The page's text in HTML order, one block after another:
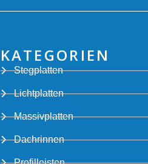
KATEGORIEN
Stegplatten
Lichtplatten
Massivplatten
Dachrinnen